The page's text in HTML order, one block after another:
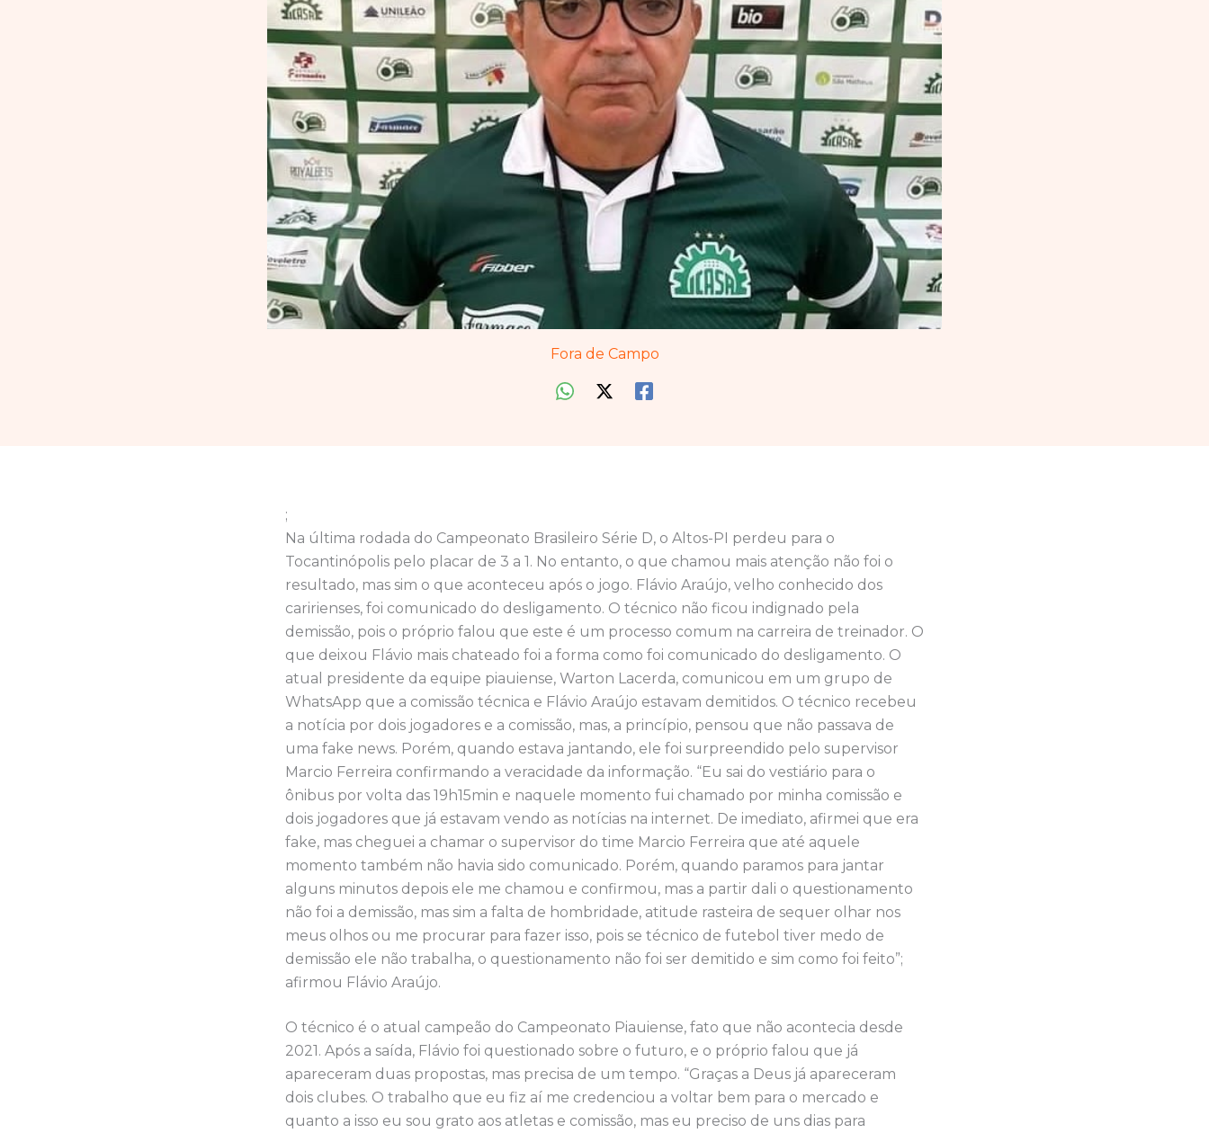
Fora de Campo
;
Na última rodada do Campeonato Brasileiro Série D, o Altos-PI perdeu para o
Tocantinópolis pelo placar de 3 a 1. No entanto, o que chamou mais atenção não foi o
resultado, mas sim o que aconteceu após o jogo. Flávio Araújo, velho conhecido dos
caririenses, foi comunicado do desligamento. O técnico não ficou indignado pela
demissão, pois o próprio falou que este é um processo comum na carreira de treinador. O
que deixou Flávio mais chateado foi a forma como foi comunicado do desligamento. O
atual presidente da equipe piauiense, Warton Lacerda, comunicou em um grupo de
WhatsApp que a comissão técnica e Flávio Araújo estavam demitidos. O técnico recebeu
a notícia por dois jogadores e a comissão, mas, a princípio, pensou que não passava de
uma fake news. Porém, quando estava jantando, ele foi surpreendido pelo supervisor
Marcio Ferreira confirmando a veracidade da informação. “Eu sai do vestiário para o
ônibus por volta das 19h15min e naquele momento fui chamado por minha comissão e
dois jogadores que já estavam vendo as notícias na internet. De imediato, afirmei que era
fake, mas cheguei a chamar o supervisor do time Marcio Ferreira que até aquele
momento também não havia sido comunicado. Porém, quando paramos para jantar
alguns minutos depois ele me chamou e confirmou, mas a partir dali o questionamento
não foi a demissão, mas sim a falta de hombridade, atitude rasteira de sequer olhar nos
meus olhos ou me procurar para fazer isso, pois se técnico de futebol tiver medo de
demissão ele não trabalha, o questionamento não foi ser demitido e sim como foi feito”;
afirmou Flávio Araújo.
O técnico é o atual campeão do Campeonato Piauiense, fato que não acontecia desde
2021. Após a saída, Flávio foi questionado sobre o futuro, e o próprio falou que já
apareceram duas propostas, mas precisa de um tempo. “Graças a Deus já apareceram
dois clubes. O trabalho que eu fiz aí me credenciou a voltar bem para o mercado e
quanto a isso eu sou grato aos atletas e comissão, mas eu preciso de uns dias para